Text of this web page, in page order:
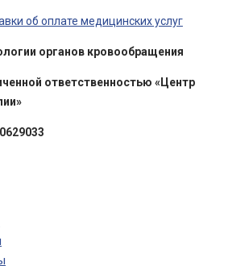
об оплате медицинских услуг
органов кровообращения
ответственностью «Центр